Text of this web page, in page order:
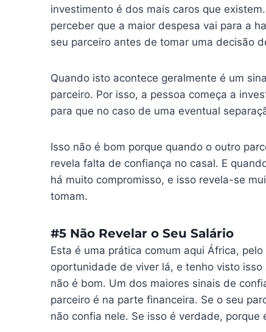
investimento é dos mais caros que
perceber que a maior despesa vai para a
seu parceiro antes de tomar uma decisão
Quando isto acontece geralmente é um
parceiro. Por isso, a pessoa começa a
para que no caso de uma eventual
Isso não é bom porque quando o outro
revela falta de confiança no casal. E
há muito compromisso, e isso revela-se
tomam.
#5 Não Revelar o Seu Salário
Esta é uma prática comum aqui África,
oportunidade de viver lá, e tenho visto
não é bom. Um dos maiores sinais de
parceiro é na parte financeira. Se o seu
não confia nele. Se isso é verdade, porque